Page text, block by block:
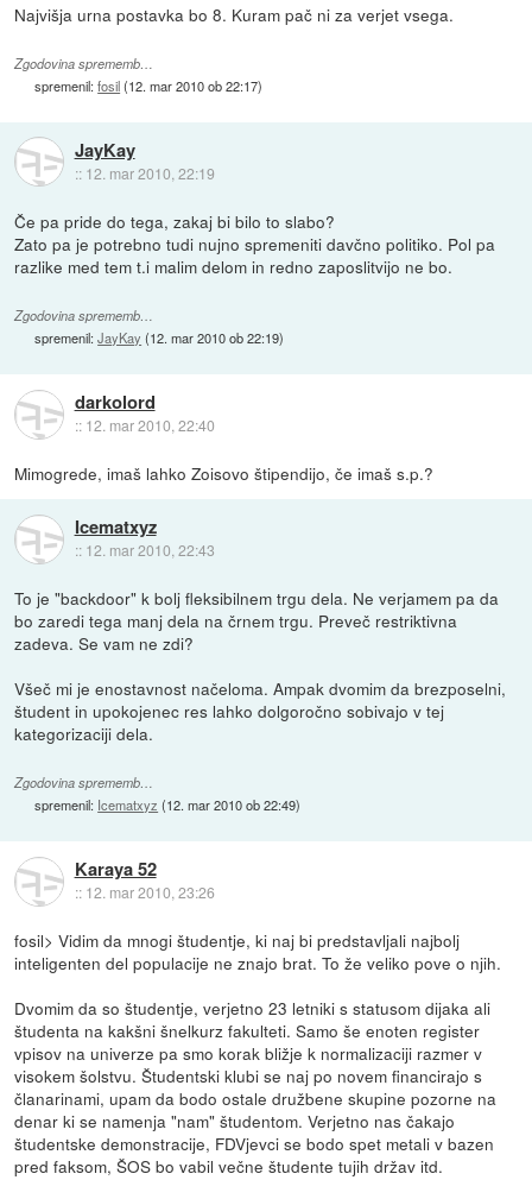
Najvišja urna postavka bo 8. Kuram pač ni za verjet vsega.
Zgodovina sprememb…
spremenil:fosil(12. mar 2010 ob 22:17)
JayKay
:: 12. mar 2010, 22:19
Če pa pride do tega, zakaj bi bilo to slabo?
Zato pa je potrebno tudi nujno spremeniti davčno politiko. Pol pa
razlike med tem t.i malim delom in redno zaposlitvijo ne bo.
Zgodovina sprememb…
spremenil:JayKay (12. mar 2010 ob 22:19)
darkolord
:: 12. mar 2010, 22:40
Mimogrede, imaš lahko Zoisovo štipendijo, če imaš s.p.?
Icematxyz
:: 12. mar 2010, 22:43
To je "backdoor" k bolj fleksibilnem trgu dela. Ne verjamem pa da
bo zaredi tega manj dela na črnem trgu. Preveč restriktivna
zadeva. Se vam ne zdi?
Všeč mi je enostavnost načeloma. Ampak dvomim da brezposelni,
študent in upokojenec res lahko dolgoročno sobivajo v tej
kategorizaciji dela.
Zgodovina sprememb…
spremenil: Icematxyz (12. mar 2010 ob 22:49)
Karaya 52
:: 12. mar 2010, 23:26
fosil> Vidim da mnogi študentje, ki naj bi predstavljali najbolj
inteligenten del populacije ne znajo brat. To že veliko pove o njih.
Dvomim da so študentje, verjetno 23 letniki s statusom dijaka ali
študenta na kakšni šnelkurz fakulteti. Samo še enoten register
vpisov na univerze pa smo korak bližje k normalizaciji razmer v
visokem šolstvu. Študentski klubi se naj po novem financirajo s
članarinami, upam da bodo ostale družbene skupine pozorne na
denar ki se namenja "nam" študentom. Verjetno nas čakajo
študentske demonstracije, FDVjevci se bodo spet metali v bazen
pred faksom, ŠOS bo vabil večne študente tujih držav itd.